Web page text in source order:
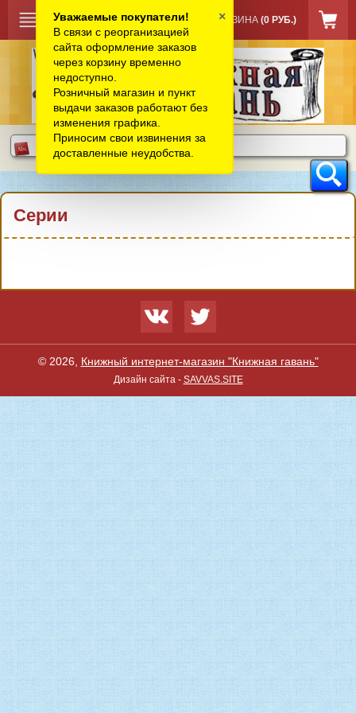
КОРЗИНА (0 РУБ.)
Серии
© 2026, Книжный интернет-магазин "Книжная гавань"
Дизайн сайта - SAVVAS.SITE
Уважаемые покупатели!
В связи с реорганизацией
сайта оформление заказов
через корзину временно
недоступно.
Розничный магазин и пункт
выдачи заказов работают без
изменения графика.
Приносим свои извинения за
доставленные неудобства.
×